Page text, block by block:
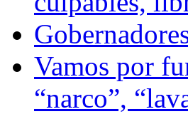
Vamos por
“narco”,